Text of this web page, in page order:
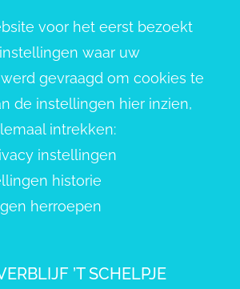
voor het eerst bezoekt
waar uw
gevraagd om cookies te
de instellingen hier inzien,
intrekken:
instellingen
historie
herroepen
’T SCHELPJE